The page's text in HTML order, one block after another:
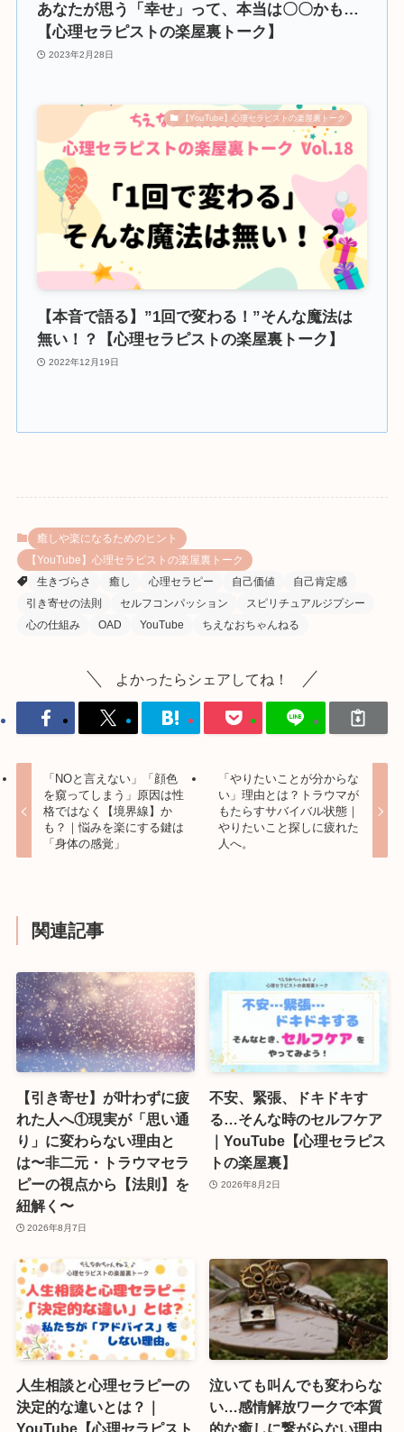
あなたが思う「幸せ」って、本当は〇〇かも…
【心理セラピストの楽屋裏トーク】
2023年2月28日
【YouTube】心理セラピストの楽屋裏トーク
【本音で語る】”1回で変わる！”そんな魔法は
無い！？【心理セラピストの楽屋裏トーク】
2022年12月19日
癒しや楽になるためのヒント
【YouTube】心理セラピストの楽屋裏トーク
生きづらさ
癒し 心理セラピー 自己価値
自己肯定感
引き寄せの法則
セルフコンパッション
スピリチュアルジプシー
心の仕組み
OAD YouTube ちえなおちゃんねる
よかったらシェアしてね！
「NOと言えない」「顔色
を窺ってしまう」原因は性
格ではなく【境界線】か
も？｜悩みを楽にする鍵は
「身体の感覚」
「やりたいことが分からな
い」理由とは？トラウマが
もたらすサバイバル状態｜
やりたいこと探しに疲れた
人へ。
関連記事
【引き寄せ】が叶わずに疲
れた人へ①現実が「思い通
り」に変わらない理由と
は〜非二元・トラウマセラ
ピーの視点から【法則】を
紐解く〜
2026年8月7日
不安、緊張、ドキドキす
る…そんな時のセルフケア
｜YouTube【心理セラピス
トの楽屋裏】
2026年8月2日
人生相談と心理セラピーの
決定的な違いとは？｜
YouTube【心理セラピスト
泣いても叫んでも変わらな
い…感情解放ワークで本質
的な癒しに繋がらない理由